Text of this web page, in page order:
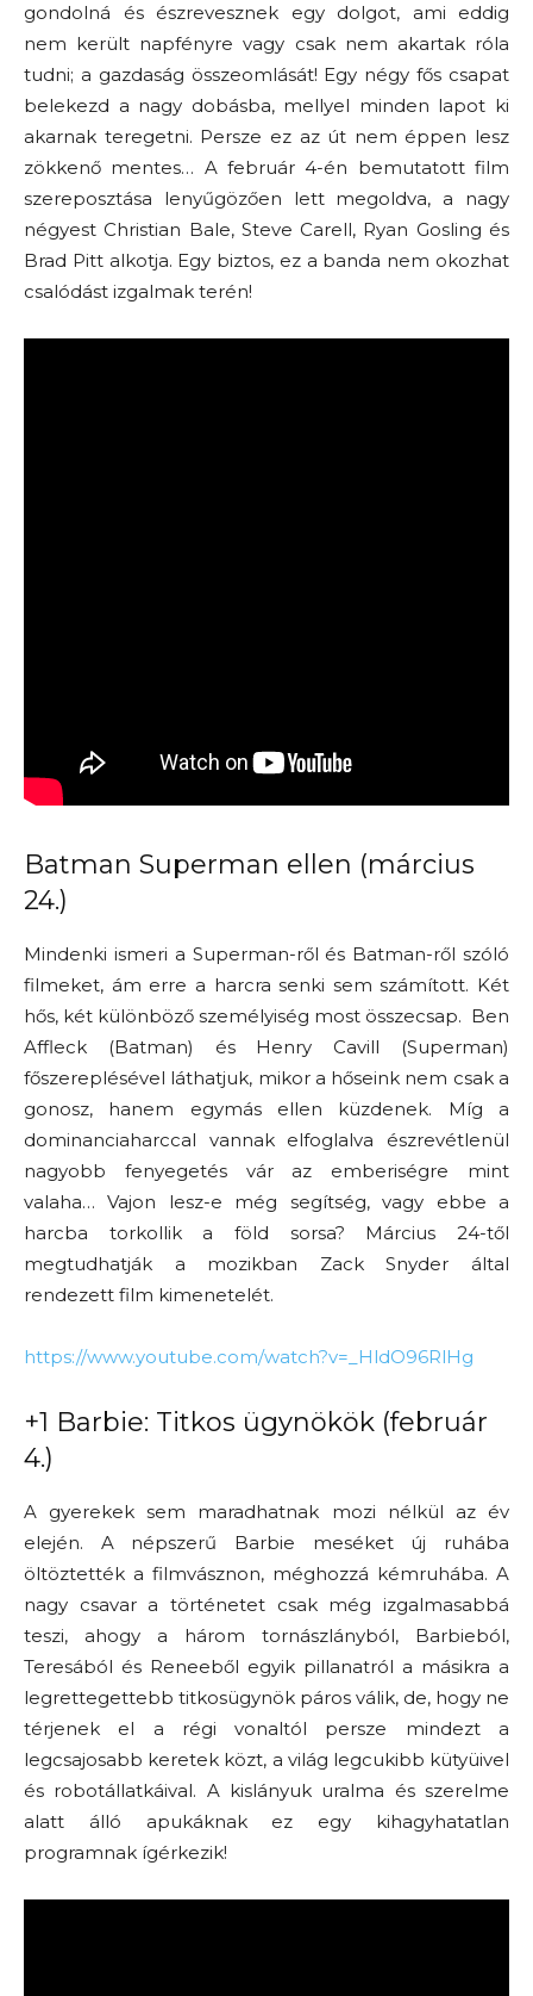
gondolná és észrevesznek egy dolgot, ami eddig
nem került napfényre vagy csak nem akartak róla
tudni; a gazdaság összeomlását! Egy négy fős csapat
belekezd a nagy dobásba, mellyel minden lapot ki
akarnak teregetni. Persze ez az út nem éppen lesz
zökkenő mentes… A február 4-én bemutatott film
szereposztása lenyűgözően lett megoldva, a nagy
négyest Christian Bale, Steve Carell, Ryan Gosling és
Brad Pitt alkotja. Egy biztos, ez a banda nem okozhat
csalódást izgalmak terén!
Batman Superman ellen (március
24.)
Mindenki ismeri a Superman-ről és Batman-ről szóló
filmeket, ám erre a harcra senki sem számított. Két
hős, két különböző személyiség most összecsap. Ben
Affleck (Batman) és Henry Cavill (Superman)
főszereplésével láthatjuk, mikor a hőseink nem csak a
gonosz, hanem egymás ellen küzdenek. Míg a
dominanciaharccal vannak elfoglalva észrevétlenül
nagyobb fenyegetés vár az emberiségre mint
valaha… Vajon lesz-e még segítség, vagy ebbe a
harcba torkollik a föld sorsa? Március 24-től
megtudhatják a mozikban Zack Snyder által
rendezett film kimenetelét.
https://www.youtube.com/watch?v=_HldO96RlHg
+1 Barbie: Titkos ügynökök (február
4.)
A gyerekek sem maradhatnak mozi nélkül az év
elején. A népszerű Barbie meséket új ruhába
öltöztették a filmvásznon, méghozzá kémruhába. A
nagy csavar a történetet csak még izgalmasabbá
teszi, ahogy a három tornászlányból, Barbieból,
Teresából és Reneeből egyik pillanatról a másikra a
legrettegettebb titkosügynök páros válik, de, hogy ne
térjenek el a régi vonaltól persze mindezt a
legcsajosabb keretek közt, a világ legcukibb kütyüivel
és robotállatkáival. A kislányuk uralma és szerelme
alatt álló apukáknak ez egy kihagyhatatlan
programnak ígérkezik!